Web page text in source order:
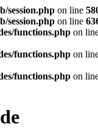
session.php on line
session.php on line
functions.php on
functions.php on
functions.php on